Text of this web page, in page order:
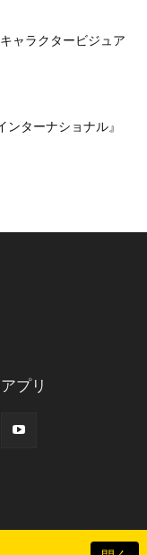
ャラクタービジュア
ンターナショナル』
プリ